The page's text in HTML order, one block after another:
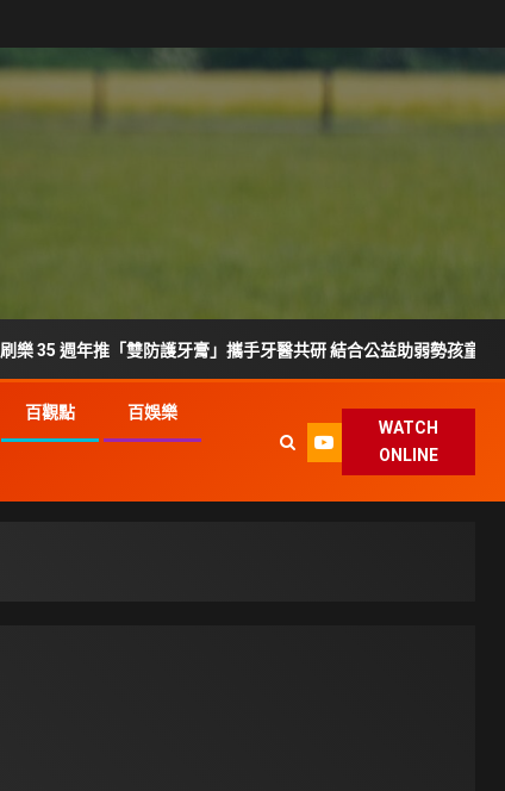
推「雙防護牙膏」攜手牙醫共研 結合公益助弱勢孩童護齒
百觀點 百娛樂
WATCH
ONLINE